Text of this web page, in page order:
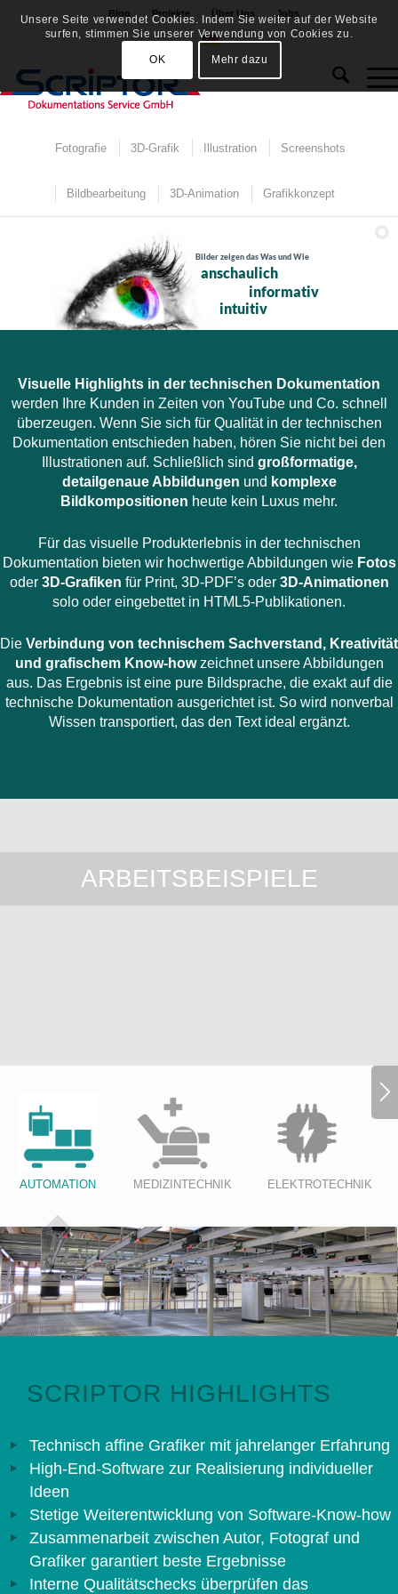
Blog Projekte Über Uns Jobs
Fotografie 3D-Grafik Illustration Screenshots
Bildbearbeitung 3D-Animation Grafikkonzept
Bilder zeigen das Was und Wie
intuitiv
informativ
anschaulich
Visuelle Highlights in der technischen Dokumentation
werden Ihre Kunden in Zeiten von YouTube und Co. schnell
überzeugen. Wenn Sie sich für Qualität in der technischen
Dokumentation entschieden haben, hören Sie nicht bei den
Illustrationen auf. Schließlich sind großformatige,
detailgenaue Abbildungen und komplexe
Bildkompositionen heute kein Luxus mehr.
Für das visuelle Produkterlebnis in der technischen
Dokumentation bieten wir hochwertige Abbildungen wie Fotos
oder 3D-Grafiken für Print, 3D-PDF’s oder 3D-Animationen
solo oder eingebettet in HTML5-Publikationen.
Die Verbindung von technischem Sachverstand, Kreativität
und grafischem Know-howzeichnet unsere Abbildungen
aus. Das Ergebnis ist eine pure Bildsprache, die exakt auf die
technische Dokumentation ausgerichtet ist. So wird nonverbal
Wissen transportiert, das den Text ideal ergänzt.
ARBEITSBEISPIELE
AUTOMATION MEDIZINTECHNIK ELEKTROTECHNIK
SCRIPTOR HIGHLIGHTS
Technisch affine Grafiker mit jahrelanger Erfahrung
High-End-Software zur Realisierung individueller
Ideen
Stetige Weiterentwicklung von Software-Know-how
Zusammenarbeit zwischen Autor, Fotograf und
Grafiker garantiert beste Ergebnisse
Interne Qualitätschecks überprüfen das
Unsere Seite verwendet Cookies. Indem Sie weiter auf der Website
surfen, stimmen Sie unserer Verwendung von Cookies zu.
OK Mehr dazu